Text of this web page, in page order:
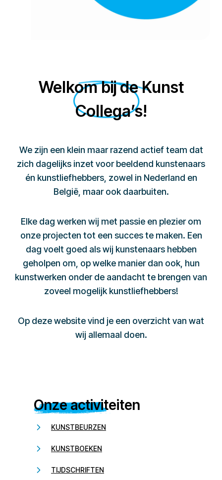
Welkom bij de Kunst
Collega’s!
We zijn een klein maar razend actief team dat
zich dagelijks inzet voor beeldend kunstenaars
én kunstliefhebbers, zowel in Nederland en
België, maar ook daarbuiten.
Elke dag werken wij met passie en plezier om
onze projecten tot een succes te maken. Een
dag voelt goed als wij kunstenaars hebben
geholpen om, op welke manier dan ook, hun
kunstwerken onder de aandacht te brengen van
zoveel mogelijk kunstliefhebbers!
Op deze website vind je een overzicht van wat
wij allemaal doen.
Onze activiteiten
KUNSTBEURZEN
KUNSTBOEKEN
TIJDSCHRIFTEN